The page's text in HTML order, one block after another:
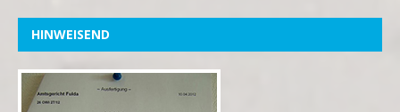
HINWEISEND